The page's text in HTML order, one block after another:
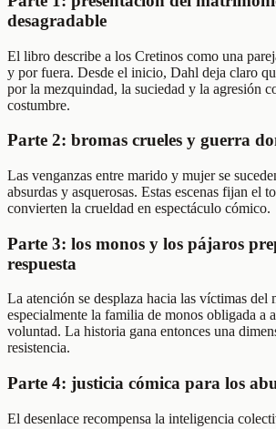
desagradable
El libro describe a los Cretinos como una
y por fuera. Desde el inicio, Dahl deja claro
por la mezquindad, la suciedad y la agresión
costumbre.
Parte 2: bromas crueles y guerra
Las venganzas entre marido y mujer se
absurdas y asquerosas. Estas escenas fijan el
convierten la crueldad en espectáculo cómico.
Parte 3: los monos y los pájaros
respuesta
La atención se desplaza hacia las víctimas del
especialmente la familia de monos obligada a
voluntad. La historia gana entonces una
resistencia.
Parte 4: justicia cómica para los
El desenlace recompensa la inteligencia